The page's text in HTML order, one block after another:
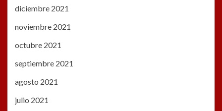
diciembre 2021
noviembre 2021
octubre 2021
septiembre 2021
agosto 2021
julio 2021